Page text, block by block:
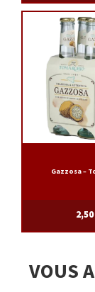
Gazzosa –
2,50
VOUS